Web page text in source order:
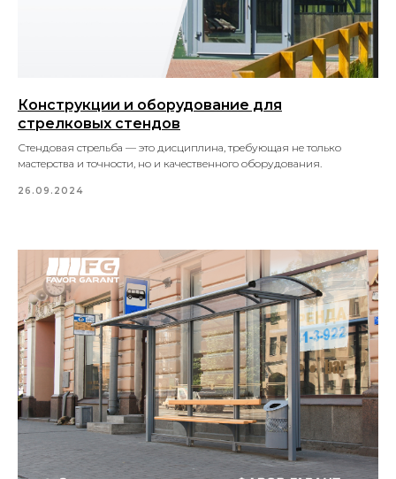
Конструкции и оборудование для
стрелковых стендов
Стендовая стрельба — это дисциплина, требующая не только
мастерства и точности, но и качественного оборудования.
26.09.2024